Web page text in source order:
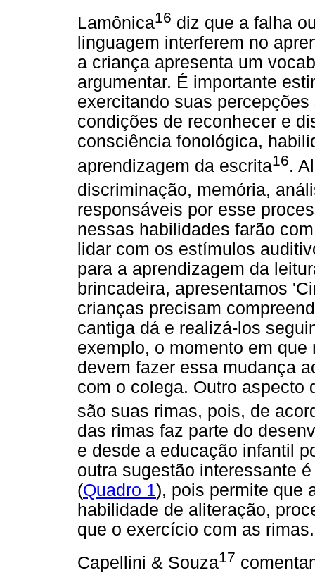
Lamônica16 diz que a falha
linguagem interferem no
a criança apresenta um
argumentar. É importante
exercitando suas
condições de reconhecer e
consciência fonológica,
aprendizagem da escrita16.
discriminação, memória,
responsáveis por esse
nessas habilidades farão
lidar com os estímulos
para a aprendizagem da
brincadeira, apresentamos
crianças precisam
cantiga dá e realizá-los
exemplo, o momento em
devem fazer essa mudança
com o colega. Outro aspecto
são suas rimas, pois, de
das rimas faz parte do
e desde a educação infantil
outra sugestão interessante
(Quadro 1), pois permite que
habilidade de aliteração,
que o exercício com as rimas.
Capellini & Souza17